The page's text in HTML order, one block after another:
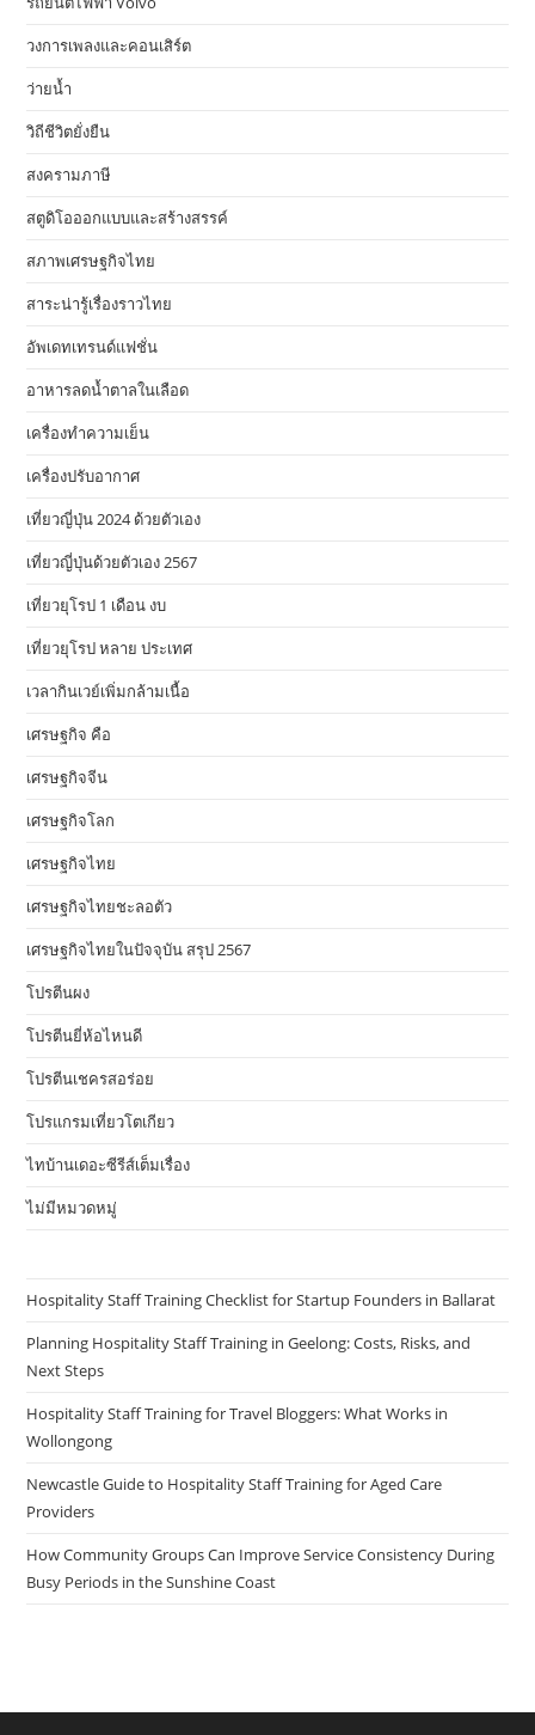
วงการเพลงและคอนเสิร์ต
ว่ายน้ำ
วิถีชีวิตยั่งยืน
สงครามภาษี
สตูดิโอออกแบบและสร้างสรรค์
สภาพเศรษฐกิจไทย
สาระน่ารู้เรื่องราวไทย
อัพเดทเทรนด์แฟชั่น
อาหารลดน้ำตาลในเลือด
เครื่องทำความเย็น
เครื่องปรับอากาศ
เที่ยวญี่ปุ่น 2024 ด้วยตัวเอง
เที่ยวญี่ปุ่นด้วยตัวเอง 2567
เที่ยวยุโรป 1 เดือน งบ
เที่ยวยุโรป หลาย ประเทศ
เวลากินเวย์เพิ่มกล้ามเนื้อ
เศรษฐกิจ คือ
เศรษฐกิจจีน
เศรษฐกิจโลก
เศรษฐกิจไทย
เศรษฐกิจไทยชะลอตัว
เศรษฐกิจไทยในปัจจุบัน สรุป 2567
โปรตีนผง
โปรตีนยี่ห้อไหนดี
โปรตีนเชครสอร่อย
โปรแกรมเที่ยวโตเกียว
ไทบ้านเดอะซีรีส์เต็มเรื่อง
ไม่มีหมวดหมู่
Hospitality Staff Training Checklist for Startup Founders in Ballarat
Planning Hospitality Staff Training in Geelong: Costs, Risks, and
Next Steps
Hospitality Staff Training for Travel Bloggers: What Works in
Wollongong
Newcastle Guide to Hospitality Staff Training for Aged Care
Providers
How Community Groups Can Improve Service Consistency During
Busy Periods in the Sunshine Coast